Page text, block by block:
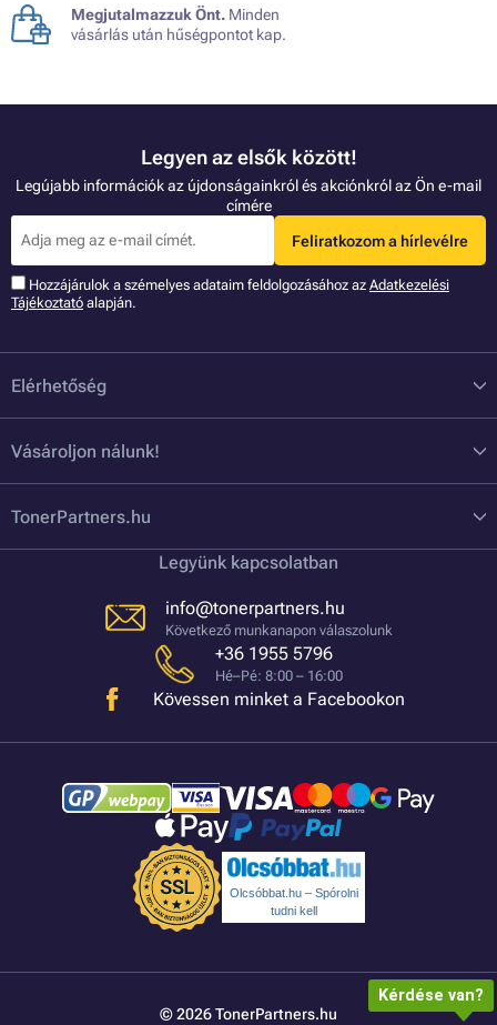
Megjutalmazzuk Önt. Minden
vásárlás után hűségpontot kap.
Legyen az elsők között!
Legújabb információk az újdonságainkról és akciónkról az Ön e-mail
címére
Feliratkozom a hírlevélre
Hozzájárulok a szémelyes adataim feldolgozásához az Adatkezelési
Tájékoztató alapján.
Elérhetőség
Vásároljon nálunk!
TonerPartners.hu
Legyünk kapcsolatban
info@tonerpartners.hu
Következő munkanapon válaszolunk
+36 1955 5796
Hé–Pé: 8:00 – 16:00
Kövessen minket a Facebookon
Olcsóbbat.hu – Spórolni
tudni kell
© 2026 TonerPartners.hu
Kérdése van?